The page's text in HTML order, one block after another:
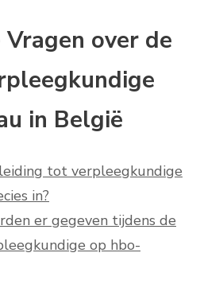
over de
in België
tot verpleegkundige
in?
er gegeven tijdens de
op hbo-